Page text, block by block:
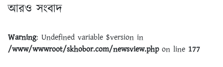
আরও সংবাদ
Warning: Undefined variable $version in
/www/wwwroot/skhobor.com/newsview.phpon line 177